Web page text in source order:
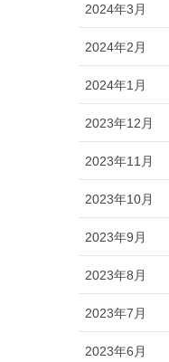
2024年3月
2024年2月
2024年1月
2023年12月
2023年11月
2023年10月
2023年9月
2023年8月
2023年7月
2023年6月